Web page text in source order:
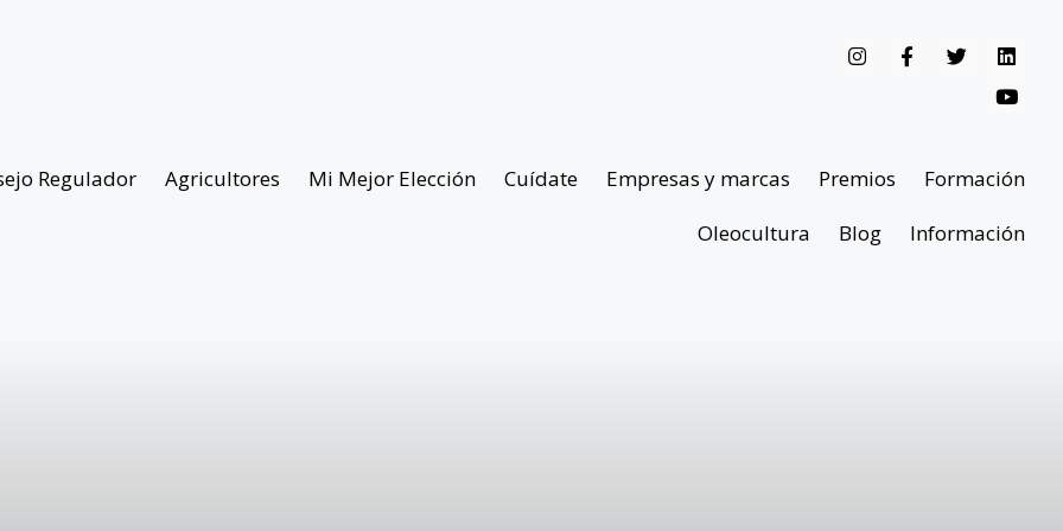
Regulador Agricultores Mi Mejor Elección Cuídate Empresas y marcas Premios
Formación
Oleocultura
Blog Información